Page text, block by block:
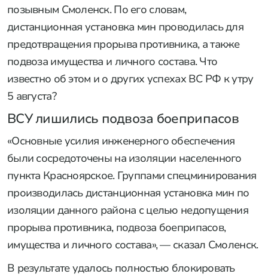
ВС РФ в зоне СВО
Фото: МО РФ
благодаря действиям
российских групп
спецминирования , рассказал начальник
инженерных войск 51-й общевойсковой
гвардейской армии группировки войск «Центр» с
позывным Смоленск. По его словам,
дистанционная установка мин проводилась для
предотвращения прорыва противника, а также
подвоза имущества и личного состава. Что